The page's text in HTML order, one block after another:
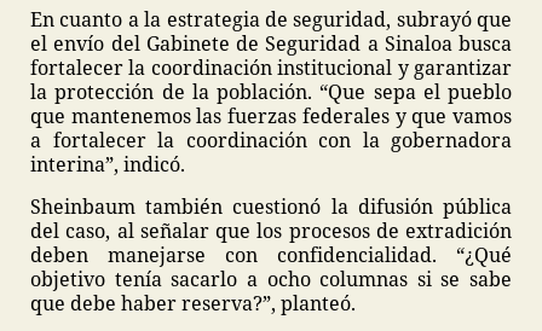
En cuanto a la estrategia de seguridad, subrayó que
el envío del Gabinete de Seguridad a Sinaloa busca
fortalecer la coordinación institucional y garantizar
la protección de la población. “Que sepa el pueblo
que mantenemos las fuerzas federales y que vamos
a fortalecer la coordinación con la gobernadora
interina”, indicó.
Sheinbaum también cuestionó la difusión pública
del caso, al señalar que los procesos de extradición
deben manejarse con confidencialidad. “¿Qué
objetivo tenía sacarlo a ocho columnas si se sabe
que debe haber reserva?”, planteó.